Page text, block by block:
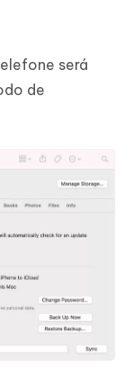
será
de